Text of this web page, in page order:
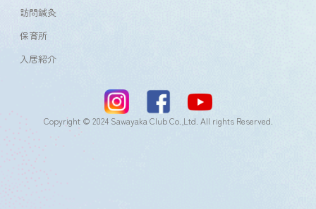
訪問鍼灸
保育所
入居紹介
Copyright © 2024 Sawayaka Club Co.,Ltd. All rights Reserved.